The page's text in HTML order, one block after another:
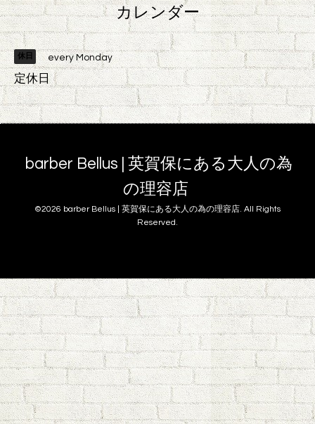
カレンダー
休日 every Monday
定休日
barber Bellus | 英賀保にある大人の為
の理容店
©2026 barber Bellus | 英賀保にある大人の為の理容店. All Rights
Reserved.